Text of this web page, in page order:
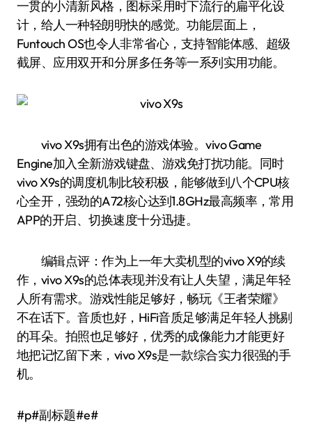
一贯的小清新风格，图标采用时下流行的扁平化设
计，给人一种轻朗明快的感觉。功能层面上，
Funtouch OS也令人非常省心，支持智能体感、超级
截屏、应用双开和分屏多任务等一系列实用功能。
vivo X9s拥有出色的游戏体验。vivo Game
Engine加入全新游戏键盘、游戏免打扰功能。同时
vivo X9s的调度机制比较积极，能够做到八个CPU核
心全开，强劲的A72核心达到1.8GHz最高频率，常用
APP的开启、切换速度十分迅捷。
编辑点评：作为上一年大卖机型的vivo X9的续
作，vivo X9s的总体表现并没有让人失望，满足年轻
人所有需求。游戏性能足够好，畅玩《王者荣耀》
不在话下。音质也好，HiFi音质足够满足年轻人挑剔
的耳朵。拍照也足够好，优秀的成像能力才能更好
地把记忆留下来，vivo X9s是一款综合实力很强的手
机。
#p#副标题#e#